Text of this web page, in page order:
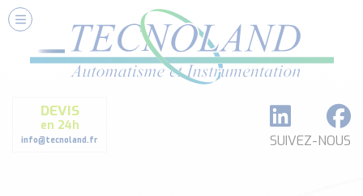
DEVIS
en 24h
info@tecnoland.fr SUIVEZ-NOUS
Nos Services
Conseils et Fourniture
Formation et Assistance
Architecture I-O Link multi fabricants